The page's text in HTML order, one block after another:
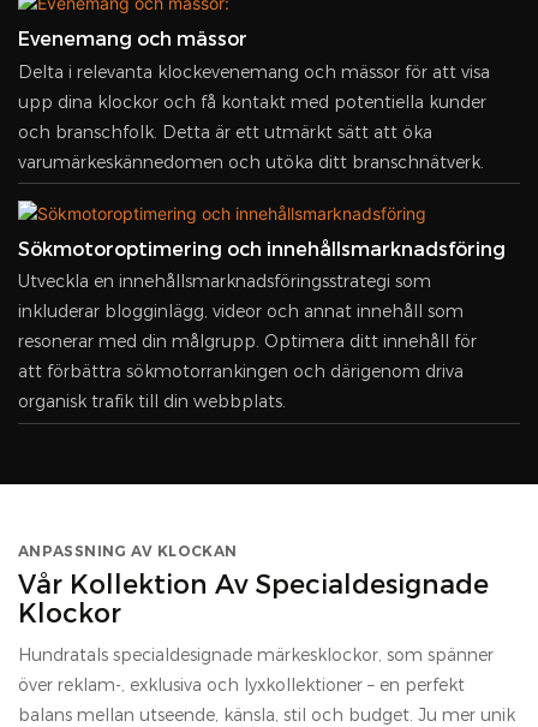
Evenemang och mässor
Delta i relevanta klockevenemang och mässor för att visa
upp dina klockor och få kontakt med potentiella kunder
och branschfolk. Detta är ett utmärkt sätt att öka
varumärkeskännedomen och utöka ditt branschnätverk.
Sökmotoroptimering och innehållsmarknadsföring
Utveckla en innehållsmarknadsföringsstrategi som
inkluderar blogginlägg, videor och annat innehåll som
resonerar med din målgrupp. Optimera ditt innehåll för
att förbättra sökmotorrankingen och därigenom driva
organisk trafik till din webbplats.
ANPASSNING AV KLOCKAN
Vår Kollektion Av Specialdesignade
Klockor
Hundratals specialdesignade märkesklockor, som spänner
över reklam-, exklusiva och lyxkollektioner – en perfekt
balans mellan utseende, känsla, stil och budget. Ju mer unik